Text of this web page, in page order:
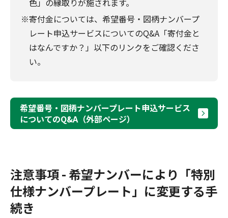
※寄付金については、希望番号・図柄ナンバープ
レート申込サービスについてのQ&A「寄付金と
はなんですか？」以下のリンクをご確認くださ
い。
希望番号・図柄ナンバープレート申込サービス
についてのQ&A（外部ページ）
注意事項 - 希望ナンバーにより「特別
仕様ナンバープレート」に変更する手
続き